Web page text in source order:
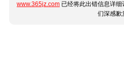
www.365jz.com 已经将此出错信息详
们深感歉